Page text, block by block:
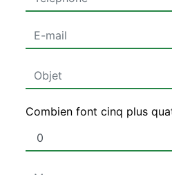
Combien font cinq plus